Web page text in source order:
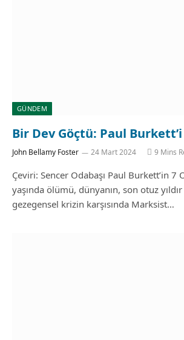
GÜNDEM
Bir Dev Göçtü: Paul
John Bellamy Foster 24 Mart 2024 9 Mins
Çeviri: Sencer Odabaşı Paul Burkett’in 7
yaşında ölümü, dünyanın, son otuz
gezegensel krizin karşısında Marksist…